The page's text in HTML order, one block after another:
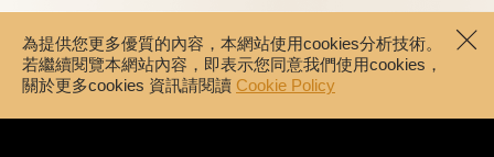
為提供您更多優質的內容，本網站使用cookies分析技術。
若繼續閱覽本網站內容，即表示您同意我們使用cookies，
關於更多cookies 資訊請閱讀 Cookie Policy